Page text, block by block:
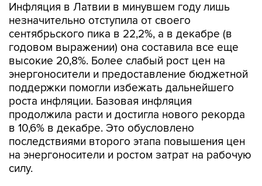
Инфляция в Латвии в минувшем году лишь
незначительно отступила от своего
сентябрьского пика в 22,2%, а в декабре (в
годовом выражении) она составила все еще
высокие 20,8%. Более слабый рост цен на
энергоносители и предоставление бюджетной
поддержки помогли избежать дальнейшего
роста инфляции. Базовая инфляция
продолжила расти и достигла нового рекорда
в 10,6% в декабре. Это обусловлено
последствиями второго этапа повышения цен
на энергоносители и ростом затрат на рабочую
силу.